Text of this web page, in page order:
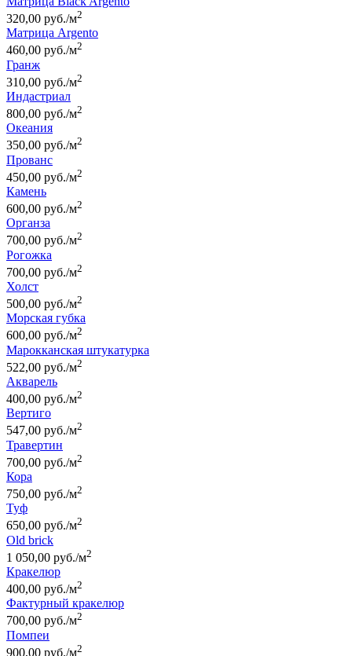
320,00 руб./м2
Матрица Argento
460,00 руб./м2
Гранж
310,00 руб./м2
Индастриал
800,00 руб./м2
Океания
350,00 руб./м2
Прованс
450,00 руб./м2
Камень
600,00 руб./м2
Органза
700,00 руб./м2
Рогожка
700,00 руб./м2
Холст
500,00 руб./м2
Морская губка
600,00 руб./м2
Марокканская штукатурка
522,00 руб./м2
Акварель
400,00 руб./м2
Вертиго
547,00 руб./м2
Травертин
700,00 руб./м2
Кора
750,00 руб./м2
Туф
650,00 руб./м2
Old brick
1 050,00 руб./м2
Кракелюр
400,00 руб./м2
Фактурный кракелюр
700,00 руб./м2
Помпеи
900,00 руб./м2